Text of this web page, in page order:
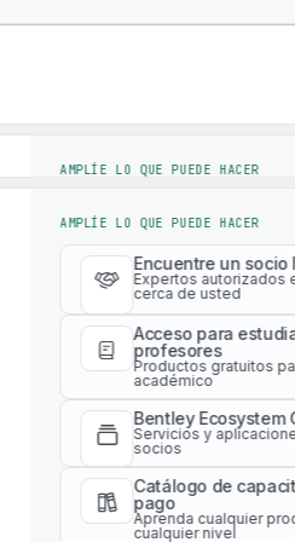
AMPLÍE LO QUE PUEDE HACER
Expertos autorizados
Acceso para
profesores
Productos gratuitos
académico
Bentley Ecosystem
Servicios y
socios
Catálogo de
pago
Aprenda cualquier
cualquier nivel
Servicios
Obtenga asesoría
AMPLÍE LO QUE PUEDE HACER
Encuentre un socio
Expertos autorizados
cerca de usted
Acceso para
profesores
Productos gratuitos
académico
Bentley Ecosystem
Servicios y
socios
Catálogo de
pago
Aprenda cualquier
cualquier nivel
To Drive Successful